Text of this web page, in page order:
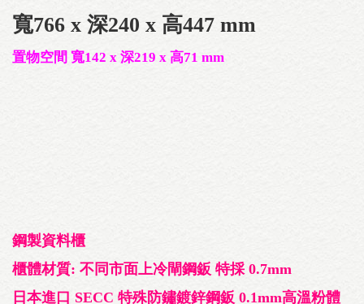
寬766 x 深240 x 高447 mm
置物空間 寬142 x 深219 x 高71 mm
鋼製資料櫃
櫃體材質: 不同市面上冷閘鋼鈑 特採 0.7mm
日本進口 SECC 特殊防鏽鍍鋅鋼鈑 0.1mm高溫粉體